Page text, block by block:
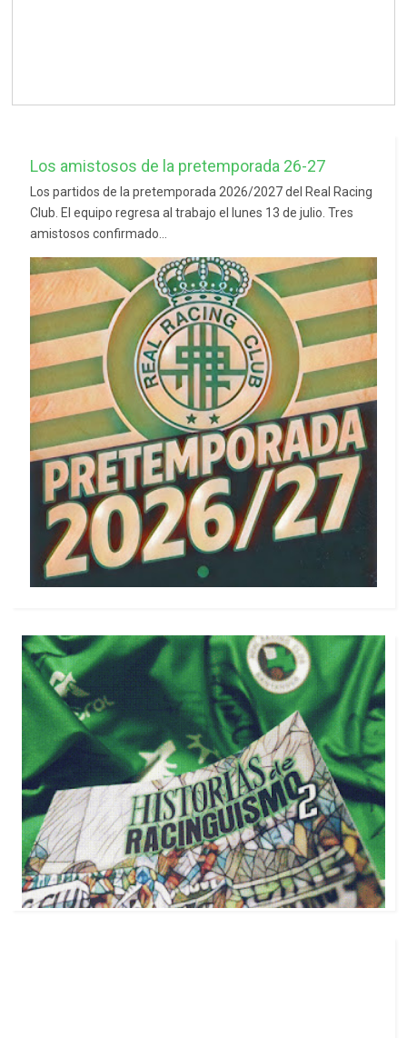
Los amistosos de la pretemporada 26-27
Los partidos de la pretemporada 2026/2027 del Real Racing
Club. El equipo regresa al trabajo el lunes 13 de julio. Tres
amistosos confirmado...